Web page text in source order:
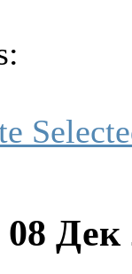
08 Дек